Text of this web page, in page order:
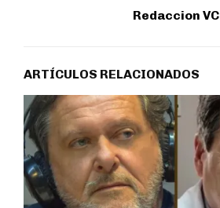
Redaccion VC
ARTÍCULOS RELACIONADOS